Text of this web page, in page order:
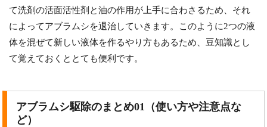
て洗剤の活面活性剤と油の作用が上手に合わさるため、それ
によってアブラムシを退治していきます。このように2つの液
体を混ぜて新しい液体を作るやり方もあるため、豆知識とし
て覚えておくととても便利です。
アブラムシ駆除のまとめ01（使い方や注意点な
ど）